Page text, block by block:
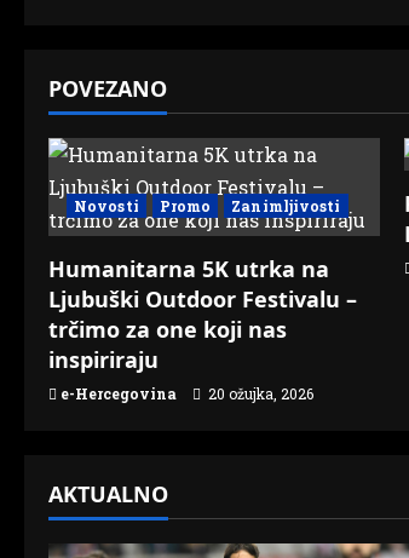
n
a
v
i
g
a
t
o
n
POVEZANO
Novosti Promo Zanimljivosti
Humanitarna 5K utrka na
Ljubuški Outdoor Festivalu –
trčimo za one koji nas
inspiriraju
e-Hercegovina 20 ožujka, 2026
AKTUALNO